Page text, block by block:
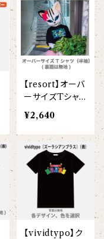
【resort】オーバ
ーサイズTシャツ
（半袖）
¥2,640
【vividtypo】ク